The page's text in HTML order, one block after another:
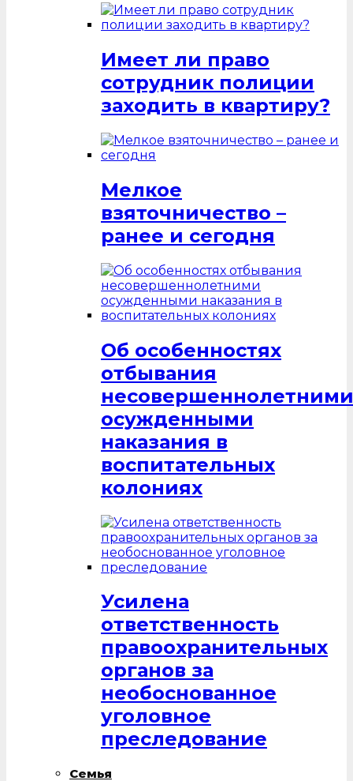
Имеет ли право
сотрудник полиции
заходить в квартиру?
Мелкое
взяточничество –
ранее и сегодня
Об особенностях
отбывания
несовершеннолетними
осужденными
наказания в
воспитательных
колониях
Усилена
ответственность
правоохранительных
органов за
необоснованное
уголовное
преследование
Семья